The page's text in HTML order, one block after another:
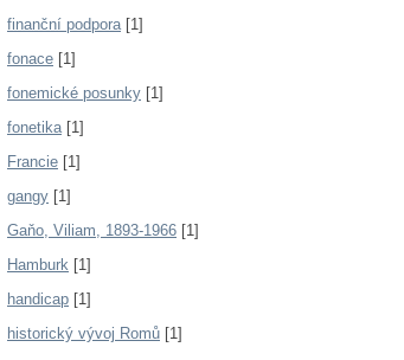
finanční podpora[1]
fonace [1]
fonemické posunky [1]
fonetika[1]
Francie [1]
gangy [1]
Gaňo, Viliam, 1893-1966 [1]
Hamburk [1]
handicap [1]
historický vývoj Romů [1]